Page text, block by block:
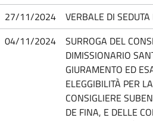
27/11/2024
VERBALE DI SEDUTA
04/11/2024
SURROGA DEL
DIMISSIONARIO
GIURAMENTO ED
ELEGGIBILITÀ PER
CONSIGLIERE
DE FINA, E DELLE